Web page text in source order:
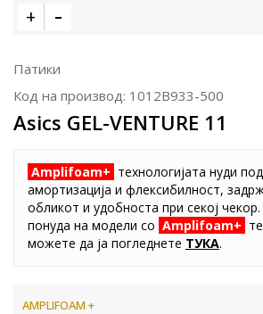
Патики
Код на производ: 1012B933-500
Asics GEL-VENTURE 11
Amplifoam+ технологијата нуди
амортизација и флексибилност,
обликот и удобноста при секој
понуда на модели со Amplifoam+
можете да ја погледнете ТУКА.
AMPLIFOAM +